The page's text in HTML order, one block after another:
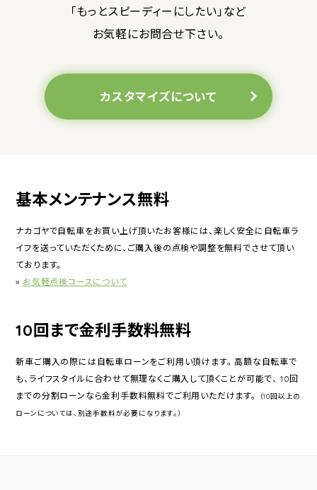
「もっとスピーディーにしたい」など
お気軽にお問合せ下さい。
カスタマイズについて
基本メンテナンス無料
ナカゴヤで自転車をお買い上げ頂いたお客様には、楽しく安全に自転車ラ
イフを送っていただくために、ご購入後の点検や調整を無料でさせて頂い
ております。
» お気軽点検コースについて
10回まで金利手数料無料
新車ご購入の際には自転車ローンをご利用い頂けます。 高額な自転車で
も、ライフスタイルに合わせて無理なくご購入して頂くことが可能で、 10回
までの分割ローンなら金利手数料無料でご利用いただけます。
（10回以上の
ローンについては、別途手数料が必要になります。）